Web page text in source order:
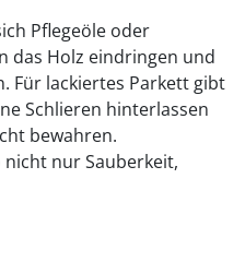
Pflegeöle oder
das Holz eindringen und
Für lackiertes Parkett gibt
Schlieren hinterlassen
bewahren.
nur Sauberkeit,